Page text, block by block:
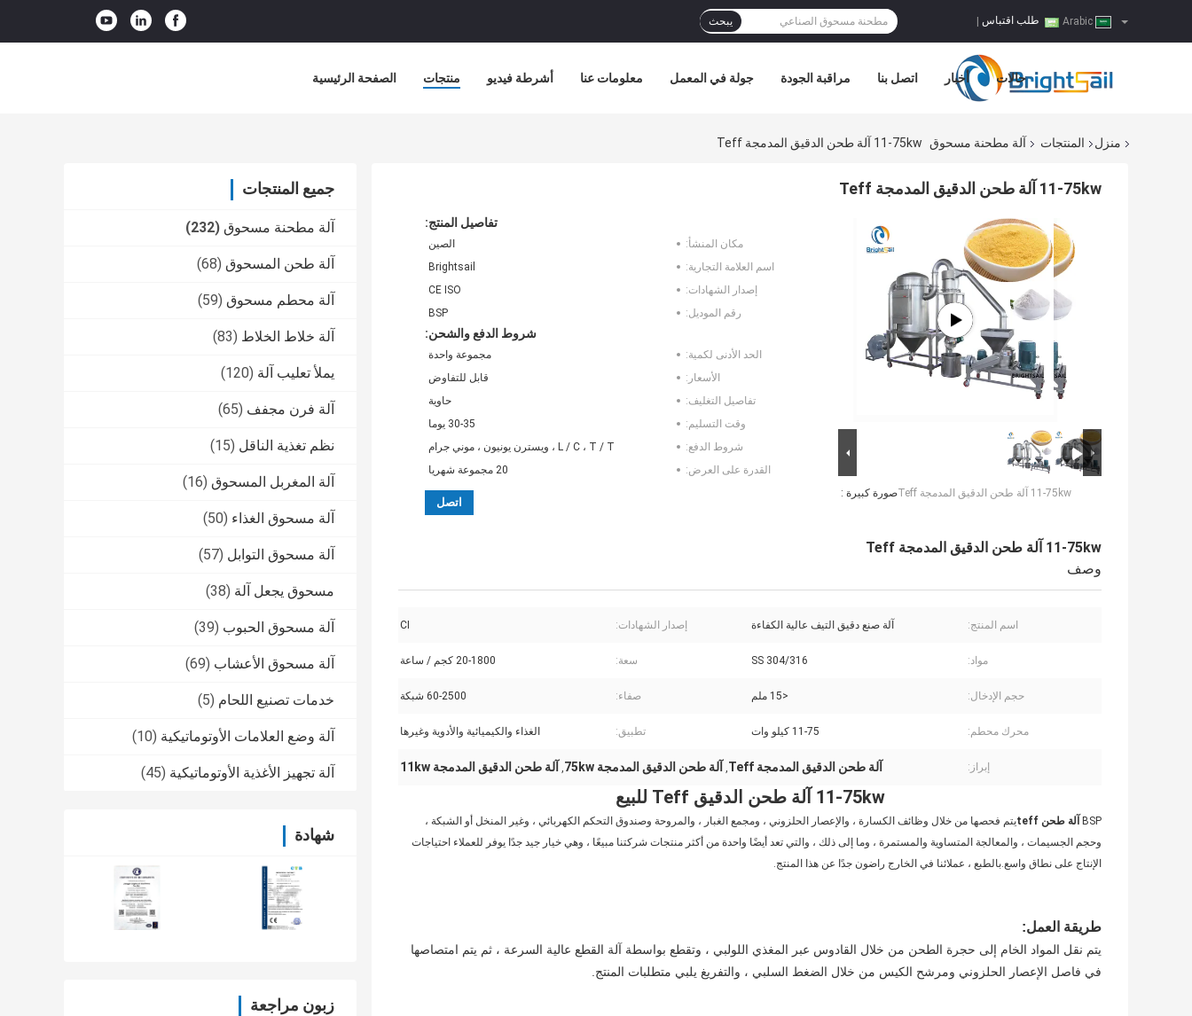
طلب اقتباس يبحث
الصفحة الرئيسية منتجات أشرطة فيديو معلومات عنا جولة في المعمل مراقبة الجودة اتصل بنا أخبار حالات
منزل المنتجات آلة مطحنة مسحوق 11-75kw آلة طحن الدقيق المدمجة Teff
جميع المنتجات
آلة مطحنة مسحوق (232)
آلة طحن المسحوق (68)
آلة محطم مسحوق (59)
آلة خلاط الخلاط (83)
يملأ تعليب آلة (120)
آلة فرن مجفف (65)
نظم تغذية الناقل (15)
آلة المغربل المسحوق (16)
آلة مسحوق الغذاء (50)
آلة مسحوق التوابل (57)
مسحوق يجعل آلة (38)
آلة مسحوق الحبوب (39)
آلة مسحوق الأعشاب (69)
خدمات تصنيع اللحام (5)
آلة وضع العلامات الأوتوماتيكية (10)
آلة تجهيز الأغذية الأوتوماتيكية (45)
شهادة
زبون مراجعة
11-75kw آلة طحن الدقيق المدمجة Teff
صورة كبيرة : 11-75kw آلة طحن الدقيق المدمجة Teff
تفاصيل المنتج:
مكان المنشأ:
الصين
اسم العلامة التجارية:
Brightsail
إصدار الشهادات:
CE ISO
رقم الموديل:
BSP
شروط الدفع والشحن:
الحد الأدنى لكمية:
مجموعة واحدة
الأسعار:
قابل للتفاوض
تفاصيل التغليف:
حاوية
وقت التسليم:
30-35 يوما
شروط الدفع:
L / C ، T / T ، ويسترن يونيون ، موني جرام
القدرة على العرض:
20 مجموعة شهريا
اتصل
11-75kw آلة طحن الدقيق المدمجة Teff
وصف
اسم المنتج: آلة صنع دقيق التيف عالية الكفاءة إصدار الشهادات: CI
مواد: SS 304/316 سعة: 20-1800 كجم / ساعة
حجم الإدخال: <15 ملم صفاء: 60-2500 شبكة
محرك محطم: 11-75 كيلو وات تطبيق: الغذاء والكيميائية والأدوية وغيرها
إبراز: آلة طحن الدقيق المدمجة Teff , آلة طحن الدقيق المدمجة 75kw , آلة طحن الدقيق المدمجة 11kw
11-75kw آلة طحن الدقيق Teff للبيع
BSP آلة طحن teff
يتم فحصها من خلال وظائف الكسارة ، والإعصار الحلزوني ، ومجمع الغبار ، والمروحة وصندوق التحكم الكهربائي ، وغير المنخل أو الشبكة ،
وحجم الجسيمات ، والمعالجة المتساوية والمستمرة ، وما إلى ذلك ، والتي تعد أيضًا واحدة من أكثر منتجات شركتنا مبيعًا ، وهي خيار جيد جدًا يوفر للعملاء احتياجات
الإنتاج على نطاق واسع.بالطبع ، عملائنا في الخارج راضون جدًا عن هذا المنتج.
طريقة العمل:
يتم نقل المواد الخام إلى حجرة الطحن من خلال القادوس عبر المغذي اللولبي ، وتقطع بواسطة آلة القطع عالية السرعة ، ثم يتم امتصاصها
في فاصل الإعصار الحلزوني ومرشح الكيس من خلال الضغط السلبي ، والتفريغ يلبي متطلبات المنتج.